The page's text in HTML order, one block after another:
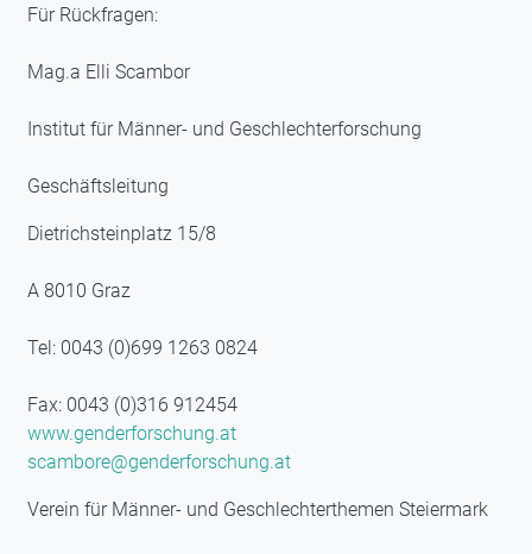
Für Rückfragen:
Mag.a Elli Scambor
Institut für Männer- und Geschlechterforschung
Geschäftsleitung
Dietrichsteinplatz 15/8
A 8010 Graz
Tel: 0043 (0)699 1263 0824
Fax: 0043 (0)316 912454
www.genderforschung.at
scambore@genderforschung.at
Verein für Männer- und Geschlechterthemen Steiermark